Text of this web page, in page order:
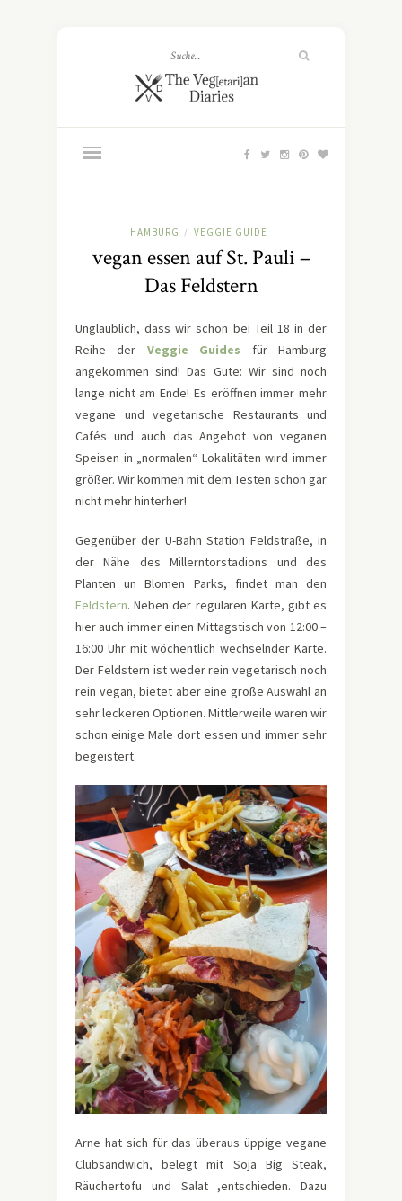
HAMBURG / VEGGIE GUIDE
vegan essen auf St. Pauli –
Das Feldstern
Unglaublich, dass wir schon bei Teil 18 in der
Reihe der Veggie Guides für Hamburg
angekommen sind! Das Gute: Wir sind noch
lange nicht am Ende! Es eröffnen immer mehr
vegane und vegetarische Restaurants und
Cafés und auch das Angebot von veganen
Speisen in „normalen“ Lokalitäten wird immer
größer. Wir kommen mit dem Testen schon gar
nicht mehr hinterher!
Gegenüber der U-Bahn Station Feldstraße, in
der Nähe des Millerntorstadions und des
Planten un Blomen Parks, findet man den
Feldstern. Neben der regulären Karte, gibt es
hier auch immer einen Mittagstisch von 12:00 –
16:00 Uhr mit wöchentlich wechselnder Karte.
Der Feldstern ist weder rein vegetarisch noch
rein vegan, bietet aber eine große Auswahl an
sehr leckeren Optionen. Mittlerweile waren wir
schon einige Male dort essen und immer sehr
begeistert.
Arne hat sich für das überaus üppige vegane
Clubsandwich, belegt mit Soja Big Steak,
Räuchertofu und Salat ,entschieden. Dazu